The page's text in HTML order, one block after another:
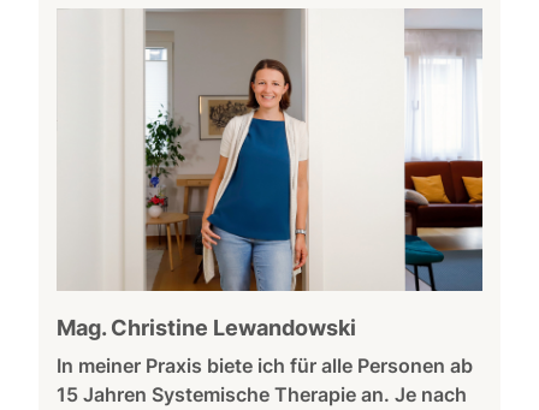
Mag. Christine Lewandowski
In meiner Praxis biete ich für alle Personen ab
15 Jahren Systemische Therapie an. Je nach